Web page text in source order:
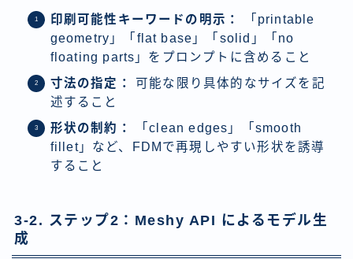
印刷可能性キーワードの明示：
「printable
geometry」「flat base」「solid」「no
floating parts」をプロンプトに含めること
寸法の指定：
可能な限り具体的なサイズを記
述すること
形状の制約：
「clean edges」「smooth
fillet」など、FDMで再現しやすい形状を誘導
すること
3-2. ステップ2：Meshy API によるモデル生
成